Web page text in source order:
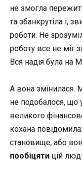
не змогла
та збанкрутіла і,
роботи. Не
роботу все не міг
Вся надія була на
А вона змінилася.
не подобалося, що
великого
кохана
становище, або
пообіцяти цій